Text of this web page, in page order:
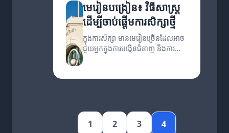
មេរៀនបង្រៀន៖ វិធីសាស្ត្រ
ដើម្បីចាប់ផ្តើមការសិក្សាថ្មី
ក្នុងការសិក្សា មានមេរៀនច្រើនដែលអាច
ជួយអ្នកក្នុងការបង្កើនជំនាញ និងការ
អ្នក។
1 2 3 4